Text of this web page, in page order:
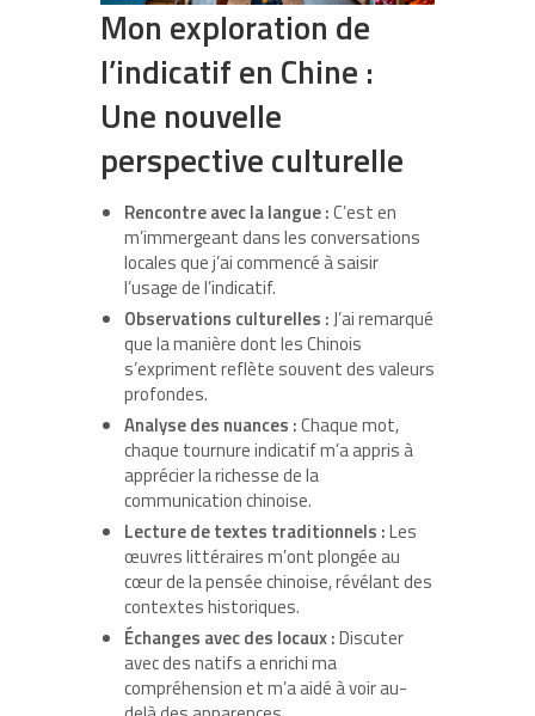
Mon exploration de
l’indicatif en Chine :
Une nouvelle
perspective culturelle
Rencontre avec la langue :C’est en
m’immergeant dans les conversations
locales que j’ai commencé à saisir
l’usage de l’indicatif.
Observations culturelles :J’ai remarqué
que la manière dont les Chinois
s’expriment reflète souvent des valeurs
profondes.
Analyse des nuances :Chaque mot,
chaque tournure indicatif m’a appris à
apprécier la richesse de la
communication chinoise.
Lecture de textes traditionnels :Les
œuvres littéraires m’ont plongée au
cœur de la pensée chinoise, révélant des
contextes historiques.
Échanges avec des locaux :Discuter
avec des natifs a enrichi ma
compréhension et m’a aidé à voir au-